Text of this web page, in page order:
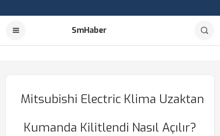
SmHaber
Mitsubishi Electric Klima Uzaktan
Kumanda Kilitlendi Nasıl Açılır?